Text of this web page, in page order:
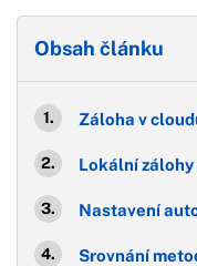
Obsah článku
Záloha v
Lokální
Nastavení
Srovnání